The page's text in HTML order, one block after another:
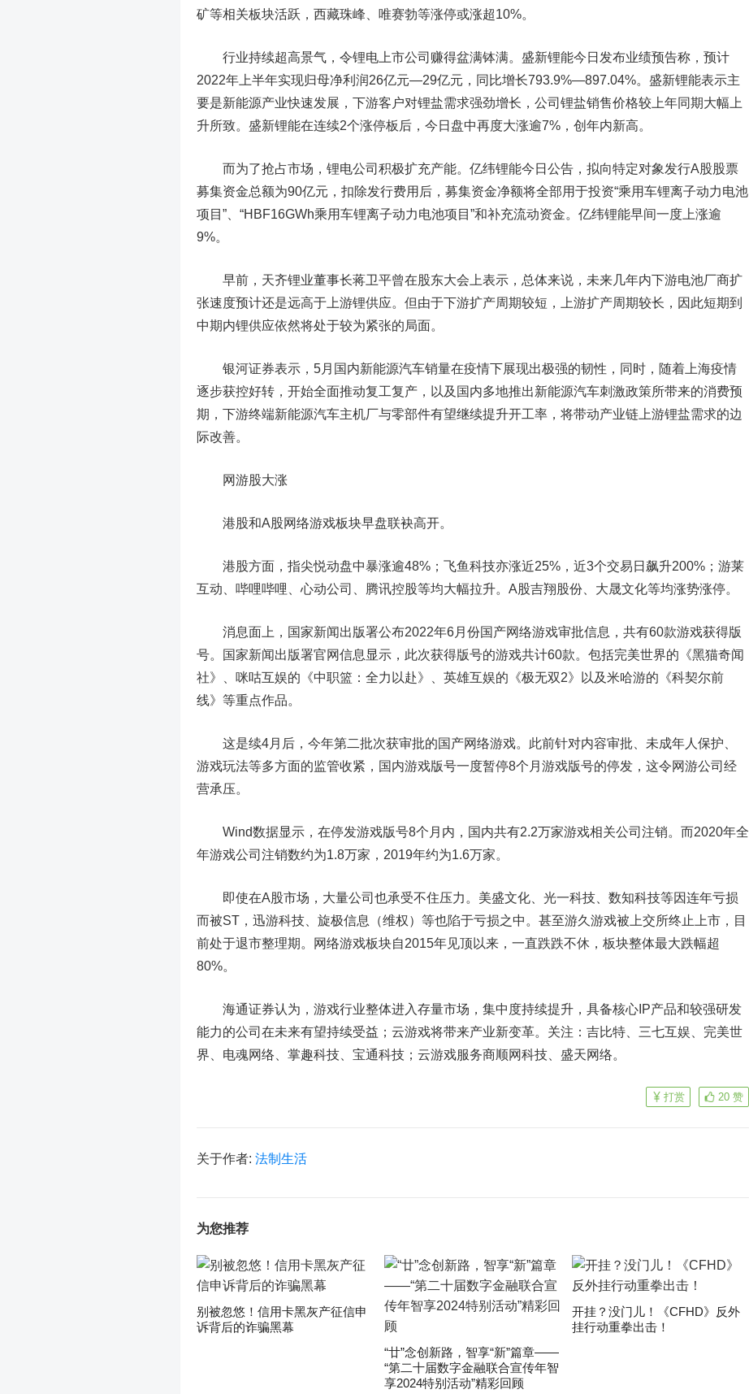
矿等相关板块活跃， 西藏珠峰 唯赛勃等涨停或涨超10%。
行业持续超高景气，令锂电上市公司赚得盆满钵满。 盛新锂能今日发布业绩预告称，预计
2022年上半年实现归母净利润26亿元—29亿元，同比增长793.9%—897.04%。盛新锂能表示主
要是新能源产业快速发展，下游客户对锂盐需求强劲增长，公司锂盐销售价格较上年同期大幅上
升所致。盛新锂能在连续2个涨停板后，今日盘中再度大涨逾7%，创年内新高。
而为了抢占市场，锂电公司积极扩充产能。 亿纬锂能今日公告，拟向特定对象发行A股股票
募集资金总额为90亿元，扣除发行费用后，募集资金净额将全部用于投资“乘用车锂离子动力电池
项目”、“HBF16GWh乘用车锂离子动力电池项目”和补充流动资金。亿纬锂能早间一度上涨逾
9%。
早前， 天齐锂业董事长蒋卫平曾在股东大会上表示，总体来说，未来几年内下游电池厂商扩
张速度预计还是远高于上游锂供应。但由于下游扩产周期较短，上游扩产周期较长，因此短期到
中期内锂供应依然将处于较为紧张的局面。
银河证券表示，5月国内新能源汽车销量在疫情下展现出极强的韧性，同时，随着上海疫情
逐步获控好转，开始全面推动复工复产，以及国内多地推出新能源汽车刺激政策所带来的消费预
期，下游终端新能源汽车主机厂与零部件有望继续提升开工率，将带动产业链上游锂盐需求的边
际改善。
网游股大涨
港股和A股网络游戏板块早盘联袂高开。
港股方面，指尖悦动盘中暴涨逾48%；飞鱼科技亦涨近25%，近3个交易日飙升200%；游莱
互动、哔哩哔哩、心动公司、腾讯控股等均大幅拉升。A股吉翔股份 大晟文化等均涨势涨停。
消息面上，国家新闻出版署公布2022年6月份国产网络游戏审批信息，共有60款游戏获得版
号。国家新闻出版署官网信息显示，此次获得版号的游戏共计60款。包括完美世界的《黑猫奇闻
社》、咪咕互娱的《中职篮：全力以赴》、英雄互娱的《极无双2》以及米哈游的《科契尔前
线》等重点作品。
这是续4月后，今年第二批次获审批的国产网络游戏。此前针对内容审批、未成年人保护、
游戏玩法等多方面的监管收紧，国内游戏版号一度暂停8个月游戏版号的停发，这令网游公司经
营承压。
Wind数据显示，在停发游戏版号8个月内，国内共有2.2万家游戏相关公司注销。而2020年全
年游戏公司注销数约为1.8万家，2019年约为1.6万家。
即使在A股市场，大量公司也承受不住压力。美盛文化、光一科技、数知科技等因连年亏损
而被ST， 迅游科技 旋极信息
（维权）等也陷于亏损之中。甚至游久游戏被上交所终止上市，目
前处于退市整理期。网络游戏板块自2015年见顶以来，一直跌跌不休，板块整体最大跌幅超
80%。
海通证券认为，游戏行业整体进入存量市场，集中度持续提升，具备核心IP产品和较强研发
能力的公司在未来有望持续受益；云游戏将带来产业新变革。关注： 吉比特 三七互娱 、完美世
界、 电魂网络 掌趣科技 宝通科技 ；云游戏服务商顺网科技 盛天网络。
20 赞
打赏
关于作者: 法制生活
为您推荐
别被忽悠！信用卡黑灰产征信申
诉背后的诈骗黑幕
“廿”念创新路，智享“新”篇章——
“第二十届数字金融联合宣传年智
享2024特别活动”精彩回顾
开挂？没门儿！《CFHD》反外
挂行动重拳出击！